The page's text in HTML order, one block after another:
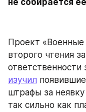
Проект
второго чтения
изучил
штрафы за
так сильно как